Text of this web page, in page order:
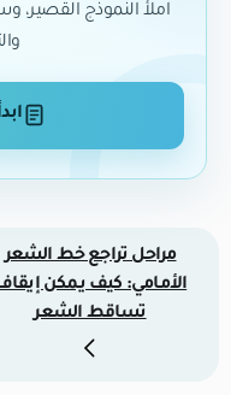
املأ النموذج القصير،
مراحل تراجع خط الشعر
الأمامي: كيف يمكن
تساقط الشعر